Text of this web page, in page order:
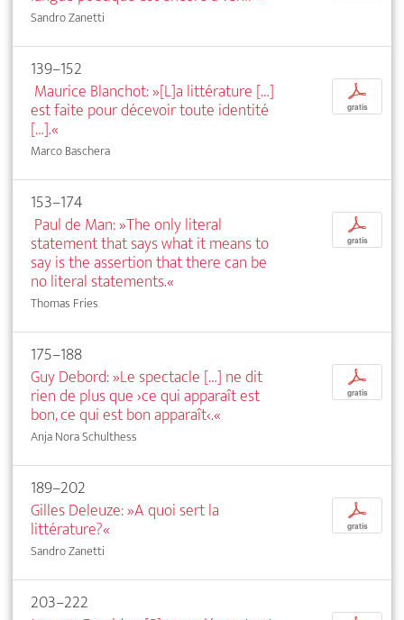
Sandro Zanetti
139–152
Maurice Blanchot: »[L]a littérature […]
est faite pour décevoir toute identité
[…].«
Marco Baschera
p
gratis
153–174
Paul de Man: »The only literal
statement that says what it means to
say is the assertion that there can be
no literal statements.«
Thomas Fries
p
gratis
175–188
Guy Debord: »Le spectacle […] ne dit
rien de plus que ›ce qui apparaît est
bon, ce qui est bon apparaît‹.«
Anja Nora Schulthess
p
gratis
189–202
Gilles Deleuze: »A quoi sert la
littérature?«
Sandro Zanetti
p
gratis
203–222